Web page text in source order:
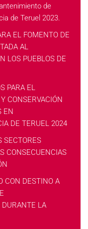
de
de Teruel 2023.
EL FOMENTO DE
AL
LOS PUEBLOS DE
PARA EL
CONSERVACIÓN
EN
DE TERUEL 2024
SECTORES
CONSECUENCIAS
CON DESTINO A
DURANTE LA